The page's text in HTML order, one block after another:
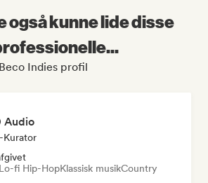
også kunne lide disse
Indies profil
Audio
Kurator
fi Hip-HopKlassisk musikCountry